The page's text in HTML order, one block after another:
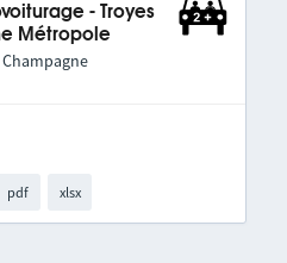
- Troyes
Métropole
pdf xlsx